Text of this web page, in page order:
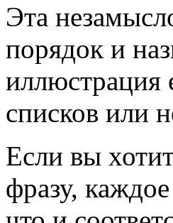
Эта
порядок и
иллюстрация
списков или
Если вы
фразу,